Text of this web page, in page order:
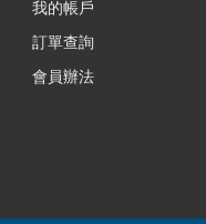
我的帳戶
訂單查詢
會員辦法